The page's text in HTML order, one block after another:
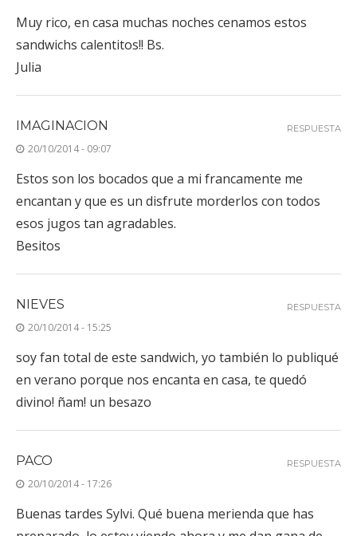
Muy rico, en casa muchas noches cenamos estos
sandwichs calentitos!! Bs.
Julia
IMAGINACION
20/10/2014 - 09:07
Estos son los bocados que a mi francamente me
encantan y que es un disfrute morderlos con todos
esos jugos tan agradables.
Besitos
RESPUESTA
NIEVES
20/10/2014 - 15:25
soy fan total de este sandwich, yo también lo publiqué
en verano porque nos encanta en casa, te quedó
divino! ñam! un besazo
RESPUESTA
PACO
20/10/2014 - 17:26
Buenas tardes Sylvi. Qué buena merienda que has
RESPUESTA